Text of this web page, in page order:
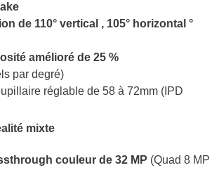
de 110° vertical , 105° horizontal °
amélioré de 25 %
par degré)
réglable de 58 à 72mm (IPD
mixte
couleur de 32 MP (Quad 8 MP